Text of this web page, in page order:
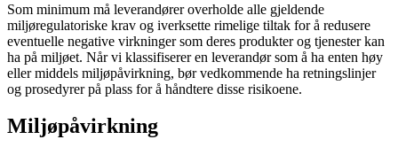
Som minimum må leverandører overholde alle gjeldende
miljøregulatoriske krav og iverksette rimelige tiltak for å redusere
eventuelle negative virkninger som deres produkter og tjenester kan
ha på miljøet. Når vi klassifiserer en leverandør som å ha enten høy
eller middels miljøpåvirkning, bør vedkommende ha retningslinjer
og prosedyrer på plass for å håndtere disse risikoene.
Miljøpåvirkning